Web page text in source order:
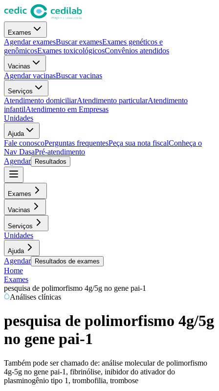
Exames
Agendar examesBuscar examesExames genéticos e
genômicosExames toxicológicosConvênios atendidos
Vacinas
Agendar vacinasBuscar vacinas
Serviços
Atendimento domiciliarAtendimento particularAtendimento
infantilAtendimento em Empresas
Unidades
Ajuda
Fale conoscoPerguntas frequentesPeça sua nota fiscalConheça o
Nav DasaPré-atendimento
Agendar
Resultados
Exames
Vacinas
Serviços
Unidades
Ajuda
Agendar Resultados de exames
Home
Exames
pesquisa de polimorfismo 4g/5g no gene pai-1
Análises clínicas
pesquisa de polimorfismo 4g/5g
no gene pai-1
Também pode ser chamado de: análise molecular de polimorfismo
4g-5g no gene pai-1, fibrinólise, inibidor do ativador do
plasminogênio tipo 1, trombofilia, trombose